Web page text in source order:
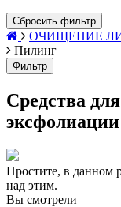
Сбросить фильтр
ОЧИЩЕНИЕ
Пилинг
Фильтр
Средства
Простите, в данном
над этим.
Вы смотрели